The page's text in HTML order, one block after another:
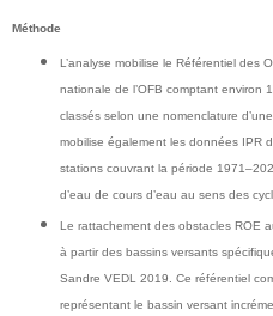
Méthode
L’analyse mobilise le Référentiel des
nationale de l’OFB comptant environ
classés selon une nomenclature
mobilise également les données IPR
stations couvrant la période
d’eau de cours d’eau au sens des
Le rattachement des obstacles ROE
à partir des bassins versants
Sandre VEDL 2019. Ce référentiel
représentant le bassin versant